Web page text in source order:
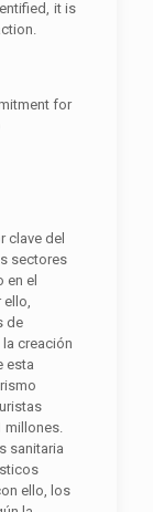
it is
for
clave del
sectores
en el
de
creación
esta
millones.
sanitaria
ello, los